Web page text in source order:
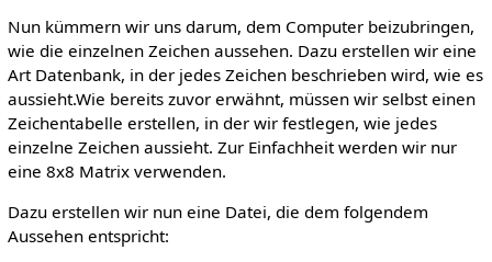
Nun kümmern wir uns darum, dem Computer beizubringen,
wie die einzelnen Zeichen aussehen. Dazu erstellen wir eine
Art Datenbank, in der jedes Zeichen beschrieben wird, wie es
aussieht.Wie bereits zuvor erwähnt, müssen wir selbst einen
Zeichentabelle erstellen, in der wir festlegen, wie jedes
einzelne Zeichen aussieht. Zur Einfachheit werden wir nur
eine 8x8 Matrix verwenden.
Dazu erstellen wir nun eine Datei, die dem folgendem
Aussehen entspricht: